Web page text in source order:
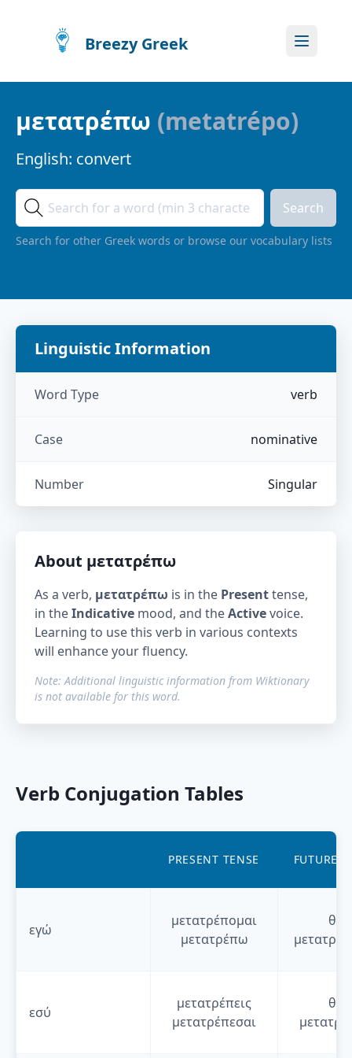
Breezy Greek
μετατρέπω (metatrépo)
English: convert
Search
Search for other Greek words or browse our vocabulary lists
Linguistic Information
Word Type verb
Case nominative
Number Singular
About μετατρέπω
As a verb, μετατρέπω is in the Presenttense,
in theIndicative mood, and theActivevoice.
Learning to use this verb in various contexts
will enhance your fluency.
Note: Additional linguistic information from Wiktionary
is not available for this word.
Verb Conjugation Tables
PRESENT TENSE FUTURE
εγώ
μετατρέπομαι
μετατρέπω
θα
εσύ
μετατρέπεις
μετατρέπεσαι
θα